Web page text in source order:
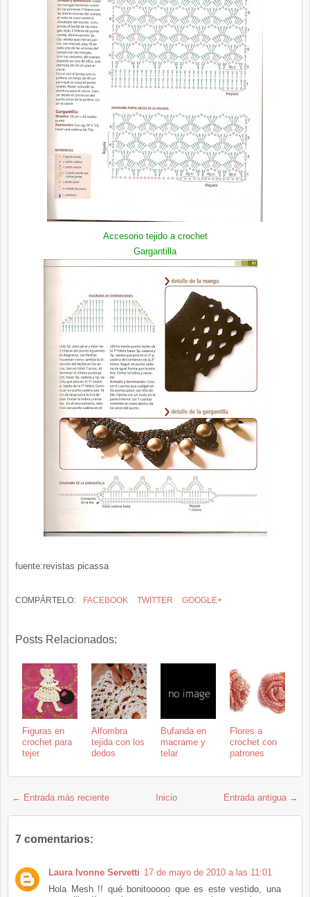
Accesorio tejido a crochet
Gargantilla
fuente:revistas picassa
COMPÁRTELO: FACEBOOK TWITTER GOOGLE+
Posts Relacionados:
Figuras en
crochet para
tejer
Alfombra
tejida con los
dedos
Bufanda en
macrame y
telar
Flores a
crochet con
patrones
← Entrada más reciente Entrada antigua →
Inicio
7 comentarios:
Laura Ivonne Servetti 17 de mayo de 2010 a las 11:01
Hola Mesh !! qué bonitooooo que es este vestido, una